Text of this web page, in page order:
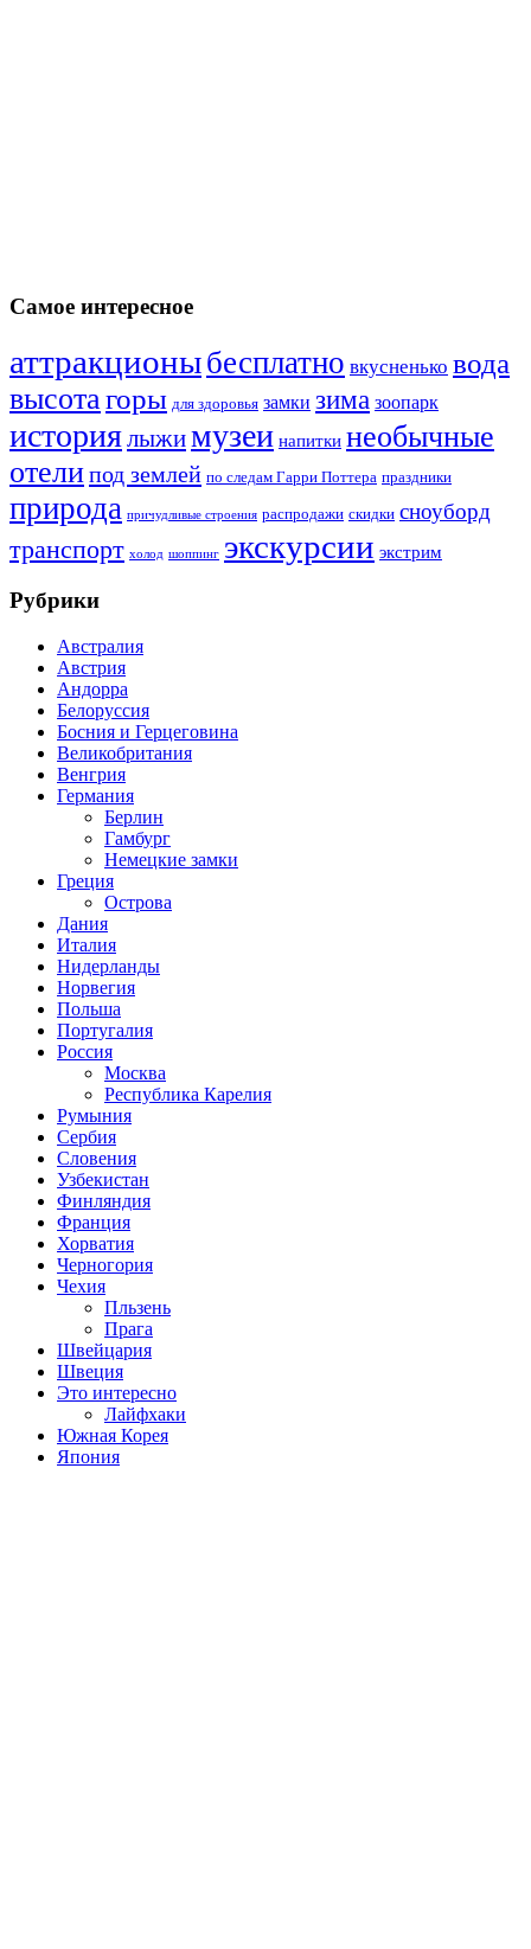
Самое интересное
аттракционыбесплатно вкусненько вода
высота горы для здоровья замки зима зоопарк
историялыжимузеи напитки необычные
отелипод землей по следам Гарри Поттера праздники
природа причудливые строения распродажи скидки сноуборд
транспорт холод шоппинг экскурсии экстрим
Рубрики
Австралия
Австрия
Андорра
Белоруссия
Босния и Герцеговина
Великобритания
Венгрия
Германия
Берлин
Гамбург
Немецкие замки
Греция
Острова
Дания
Италия
Нидерланды
Норвегия
Польша
Португалия
Россия
Москва
Республика Карелия
Румыния
Сербия
Словения
Узбекистан
Финляндия
Франция
Хорватия
Черногория
Чехия
Пльзень
Прага
Швейцария
Швеция
Это интересно
Лайфхаки
Южная Корея
Япония